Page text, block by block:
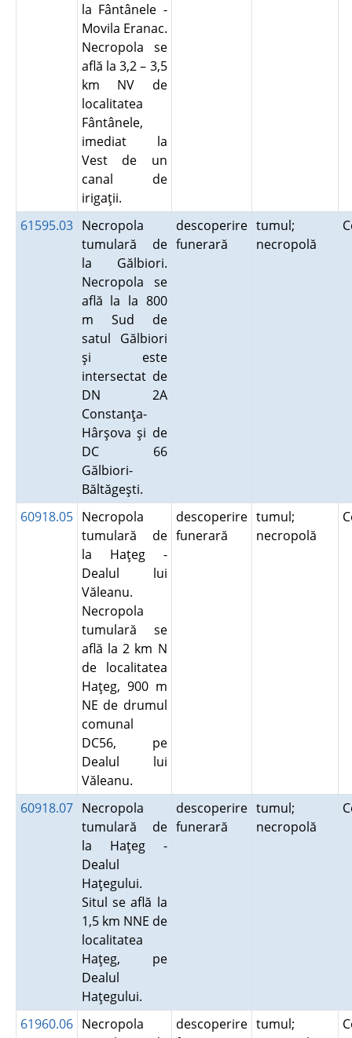
la Fântânele -
Movila Eranac.
Necropola se
află la 3,2 – 3,5
km NV de
localitatea
Fântânele,
imediat la
Vest de un
canal de
irigaţii.
61595.03 Necropola
tumulară de
la Gălbiori.
Necropola se
află la la 800
m Sud de
satul Gălbiori
şi este
intersectat de
DN 2A
Constanţa-
Hârşova şi de
DC 66
Gălbiori-
Băltăgeşti.
descoperire
funerară
tumul;
necropolă
60918.05 Necropola
tumulară de
la Haţeg -
Dealul lui
Văleanu.
Necropola
tumulară se
află la 2 km N
de localitatea
Haţeg, 900 m
NE de drumul
comunal
DC56, pe
Dealul lui
Văleanu.
descoperire
funerară
tumul;
necropolă
60918.07 Necropola
tumulară de
la Haţeg -
Dealul
Haţegului.
Situl se află la
1,5 km NNE de
localitatea
Haţeg, pe
Dealul
Haţegului.
descoperire
funerară
tumul;
necropolă
61960.06 Necropola
descoperire tumul;